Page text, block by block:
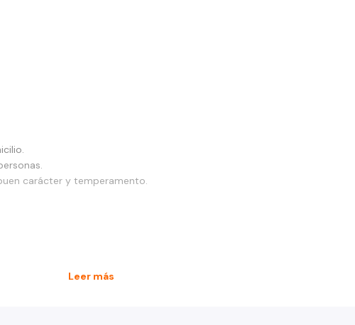
carácter y temperamento.
es hijo de padre exótico.
Leer más